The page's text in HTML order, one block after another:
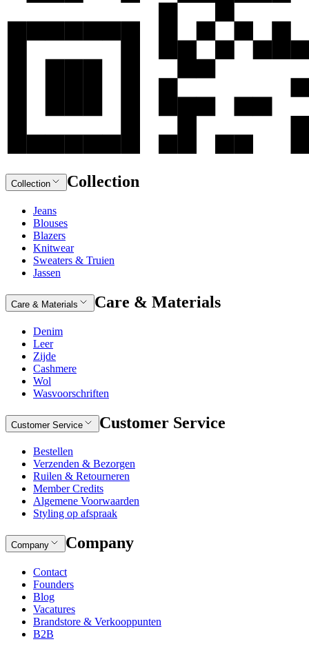
Collection Collection
Jeans
Blouses
Blazers
Knitwear
Sweaters & Truien
Jassen
Care & Materials Care & Materials
Denim
Leer
Zijde
Cashmere
Wol
Wasvoorschriften
Customer Service Customer Service
Bestellen
Verzenden & Bezorgen
Ruilen & Retourneren
Member Credits
Algemene Voorwaarden
Styling op afspraak
Company Company
Contact
Founders
Blog
Vacatures
Brandstore & Verkooppunten
B2B